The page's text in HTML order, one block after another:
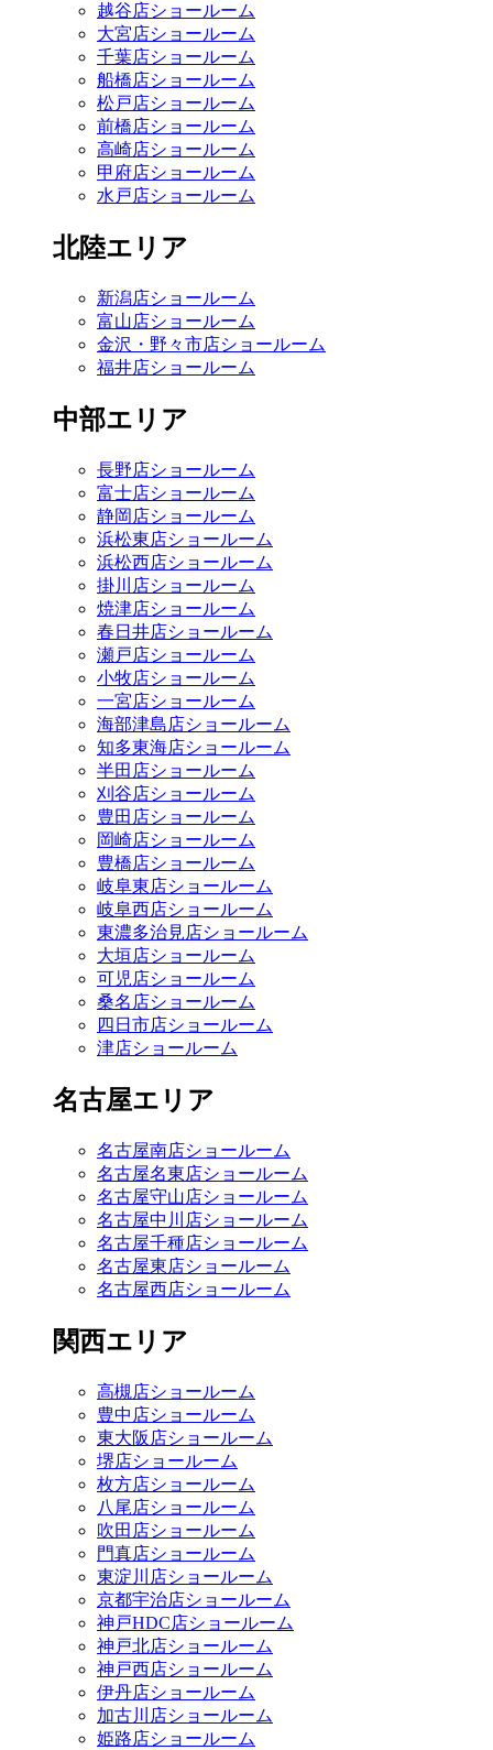
越谷店ショールーム
大宮店ショールーム
千葉店ショールーム
船橋店ショールーム
松戸店ショールーム
前橋店ショールーム
高崎店ショールーム
甲府店ショールーム
水戸店ショールーム
北陸エリア
新潟店ショールーム
富山店ショールーム
金沢・野々市店ショールーム
福井店ショールーム
中部エリア
長野店ショールーム
富士店ショールーム
静岡店ショールーム
浜松東店ショールーム
浜松西店ショールーム
掛川店ショールーム
焼津店ショールーム
春日井店ショールーム
瀬戸店ショールーム
小牧店ショールーム
一宮店ショールーム
海部津島店ショールーム
知多東海店ショールーム
半田店ショールーム
刈谷店ショールーム
豊田店ショールーム
岡崎店ショールーム
豊橋店ショールーム
岐阜東店ショールーム
岐阜西店ショールーム
東濃多治見店ショールーム
大垣店ショールーム
可児店ショールーム
桑名店ショールーム
四日市店ショールーム
津店ショールーム
名古屋エリア
名古屋南店ショールーム
名古屋名東店ショールーム
名古屋守山店ショールーム
名古屋中川店ショールーム
名古屋千種店ショールーム
名古屋東店ショールーム
名古屋西店ショールーム
関西エリア
高槻店ショールーム
豊中店ショールーム
東大阪店ショールーム
堺店ショールーム
枚方店ショールーム
八尾店ショールーム
吹田店ショールーム
門真店ショールーム
東淀川店ショールーム
京都宇治店ショールーム
神戸HDC店ショールーム
神戸北店ショールーム
神戸西店ショールーム
伊丹店ショールーム
加古川店ショールーム
姫路店ショールーム